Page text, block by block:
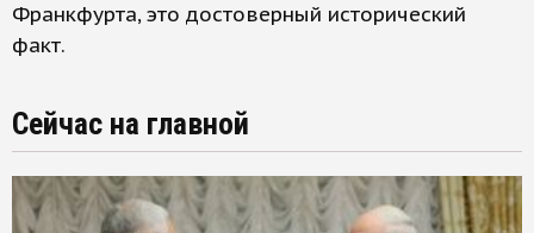
Франкфурта, это достоверный исторический
факт.
Сейчас на главной